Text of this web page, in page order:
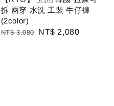
拆 兩穿 水洗 工裝 牛仔褲
(2color)
Regular
NT$ 3,080
Sale
NT$ 2,080